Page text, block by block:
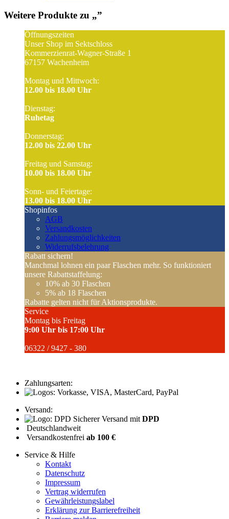
Weitere Produkte zu „”
Öffnungszeiten
Unser Shop im Sektschloss
Kommerzienrat-Wagner-Straße 1
67157 Wachenheim
Montag und Mittwoch:
12.00 bis 18.00 Uhr
Dienstag:
Ruhetag
Donnerstag:
12.00 bis 22.00 Uhr
Freitag und Samstag:
10.00 bis 18.00 Uhr
Sonn- und Feiertage:
13.00 bis 18.00 Uhr
Shopinfos
AGB
Versandkosten
Zahlungsmöglichkeiten
Widerrufsbelehrung
Rabatt sichern!
Manchmal lohnen ein paar Flaschen mehr. So funktioniert
unsere Rabattstaffelung:
10% ab 30 Flaschen
5% ab 18 Flaschen
Rabatte gelten nicht für Aktionsprodukte.
Service
Montag bis Freitag
9:00 Uhr bis 17:00 Uhr
06322 / 9427 - 380
Zahlungsarten:
Versand:
Sicherer Versand mit DPD
Deutschlandweit
Versandkostenfrei ab 100 €
Service & Hilfe
Kontakt
Datenschutz
Impressum
Vertrag widerrufen
Gewährleistungslabel
Erklärung zur Barrierefreiheit